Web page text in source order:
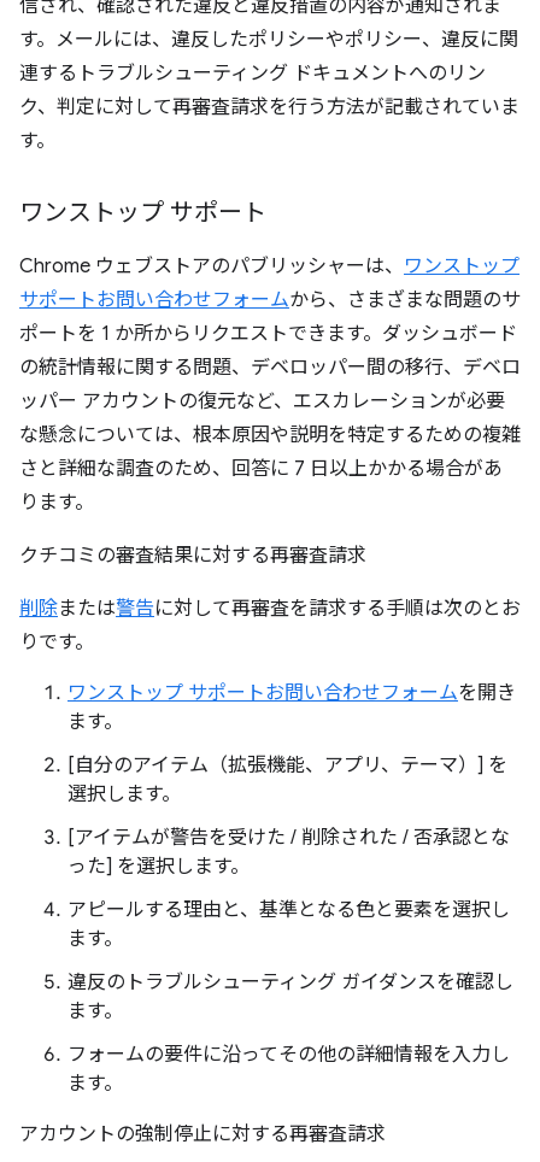
信され、確認された違反と違反措置の内容が通知されま
す。メールには、違反したポリシーやポリシー、違反に関
連するトラブルシューティング ドキュメントへのリン
ク、判定に対して再審査請求を行う方法が記載されていま
す。
ワンストップ サポート
Chrome ウェブストアのパブリッシャーは、 ワンストップ
サポートお問い合わせフォームから、さまざまな問題のサ
ポートを 1 か所からリクエストできます。ダッシュボード
の統計情報に関する問題、デベロッパー間の移行、デベロ
ッパー アカウントの復元など、エスカレーションが必要
な懸念については、根本原因や説明を特定するための複雑
さと詳細な調査のため、回答に 7 日以上かかる場合があ
ります。
クチコミの審査結果に対する再審査請求
削除または警告に対して再審査を請求する手順は次のとお
りです。
ワンストップ サポートお問い合わせフォームを開き
ます。
[自分のアイテム（拡張機能、アプリ、テーマ）] を
選択します。
[アイテムが警告を受けた / 削除された / 否承認とな
った] を選択します。
アピールする理由と、基準となる色と要素を選択し
ます。
違反のトラブルシューティング ガイダンスを確認し
ます。
フォームの要件に沿ってその他の詳細情報を入力し
ます。
アカウントの強制停止に対する再審査請求